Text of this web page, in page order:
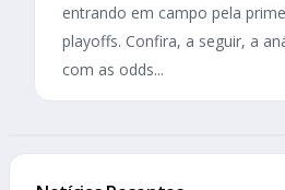
entrando em campo pela
playoffs. Confira, a seguir, a
com as odds...